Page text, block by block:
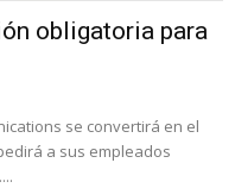
obligatoria para
se convertirá en el
a sus empleados